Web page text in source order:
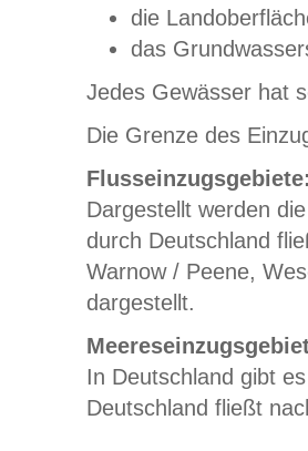
die
das
Jedes Gewässer hat
Die Grenze des
Dargestellt werden
durch Deutschland
Warnow / Peene,
dargestellt.
In Deutschland gibt
Deutschland fließt